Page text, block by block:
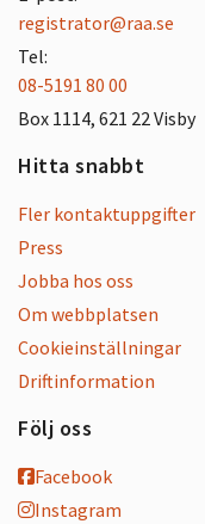
registrator@raa.se
Tel:
08-5191 80 00
Box 1114, 621 22 Visby
Hitta snabbt
Fler kontaktuppgifter
Press
Jobba hos oss
Om webbplatsen
Cookieinställningar
Driftinformation
Följ oss
Facebook
Instagram